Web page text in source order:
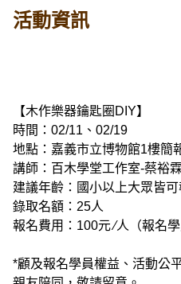
活動資訊
【木作樂器鑰匙圈DIY】
時間：02/11、02/19
地點：嘉義市立博物館1樓簡
講師：百木學堂工作室-蔡裕
建議年齡：國小以上大眾皆可
錄取名額：25人
報名費用：100元 ∕人（報名
*顧及報名學員權益、活動公